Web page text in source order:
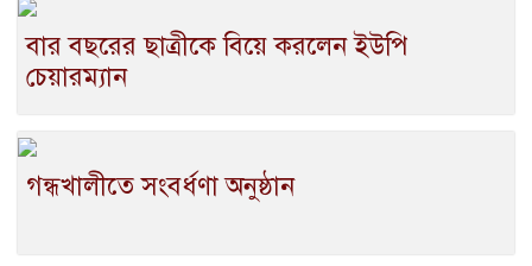
বার বছরের ছাত্রীকে বিয়ে করলেন ইউপি
চেয়ারম্যান
গন্ধখালীতে সংবর্ধণা অনুষ্ঠান